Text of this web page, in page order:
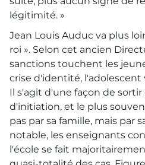
légitimité. »
Jean Louis Auduc va plus
roi ». Selon cet ancien
sanctions touchent les
crise d'identité, l'adolescent
Il s'agit d'une façon de
d'initiation, et le plus
pas par sa famille, mais par
notable, les enseignants
l'école se fait